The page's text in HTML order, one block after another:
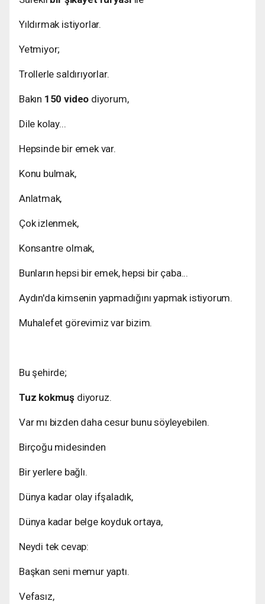
Yıldırmak istiyorlar.
Yetmiyor;
Trollerle saldırıyorlar.
Bakın 150 video diyorum,
Dile kolay...
Hepsinde bir emek var.
Konu bulmak,
Anlatmak,
Çok izlenmek,
Konsantre olmak,
Bunların hepsi bir emek, hepsi bir çaba...
Aydın'da kimsenin yapmadığını yapmak istiyorum.
Muhalefet görevimiz var bizim.
Bu şehirde;
Tuz kokmuş diyoruz.
Var mı bizden daha cesur bunu söyleyebilen.
Birçoğu midesinden
Bir yerlere bağlı.
Dünya kadar olay ifşaladık,
Dünya kadar belge koyduk ortaya,
Neydi tek cevap:
Başkan seni memur yaptı.
Vefasız,